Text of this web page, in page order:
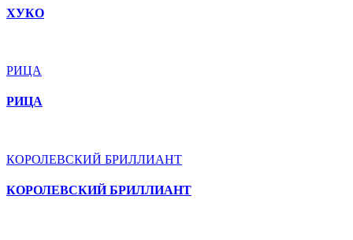
ХУКО
РИЦА
РИЦА
КОРОЛЕВСКИЙ БРИЛЛИАНТ
КОРОЛЕВСКИЙ БРИЛЛИАНТ